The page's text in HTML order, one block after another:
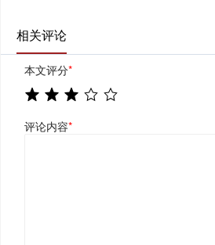
相关评论
本文评分*
评论内容*